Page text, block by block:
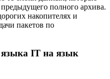
полного архива.
накопителях и
пакетов по
языка IT на язык